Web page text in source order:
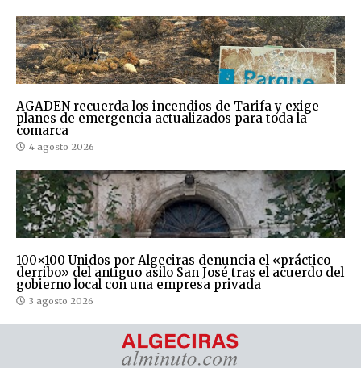
AGADEN recuerda los incendios de Tarifa y exige
planes de emergencia actualizados para toda la
comarca
4 agosto 2026
100×100 Unidos por Algeciras denuncia el «práctico
derribo» del antiguo asilo San José tras el acuerdo del
gobierno local con una empresa privada
3 agosto 2026